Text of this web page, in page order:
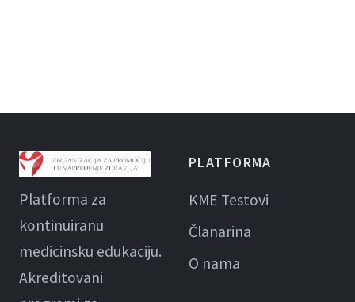
Platforma za
kontinuiranu
medicinsku edukaciju.
Akreditovani
PLATFORMA
KME Testovi
Članarina
O nama